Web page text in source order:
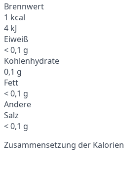
Brennwert
1 kcal
4 kJ
Eiweiß
< 0,1 g
Kohlenhydrate
0,1 g
Fett
< 0,1 g
Andere
Salz
< 0,1 g
Zusammensetzung der Kalorien